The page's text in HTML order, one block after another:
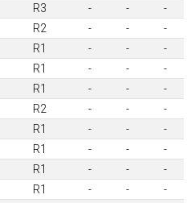
R3 - -
-
R2 - -
-
R1 - -
-
R1 - -
-
R1 - -
-
R2 - -
-
R1 - -
-
R1 - -
-
R1 - -
-
R1 - -
-